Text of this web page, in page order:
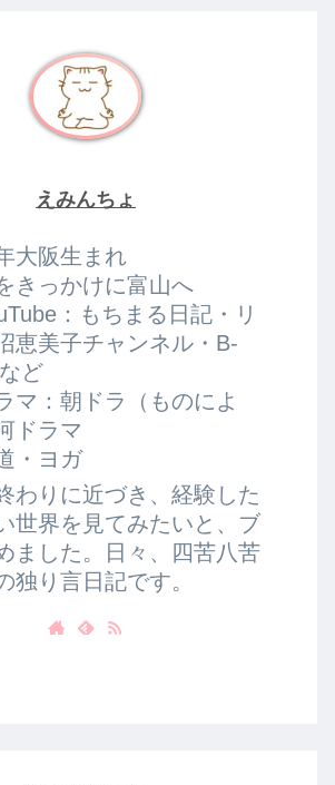
えみんちょ
大阪生まれ
きっかけに富山へ
：もちまる日記・リ
恵美子チャンネル・B-
ど
マ：朝ドラ（ものによ
ドラマ
・ヨガ
わりに近づき、経験した
世界を見てみたいと、ブ
ました。日々、四苦八苦
独り言日記です。